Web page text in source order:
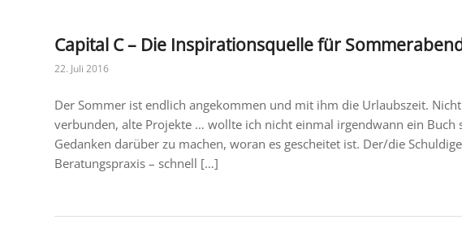
Capital C – Die Inspirationsquelle für
22. Juli 2016
Der Sommer ist endlich angekommen und mit ihm die Urlaubszeit.
verbunden, alte Projekte … wollte ich nicht einmal irgendwann ein
Gedanken darüber zu machen, woran es gescheitet ist. Der/die
Beratungspraxis – schnell […]